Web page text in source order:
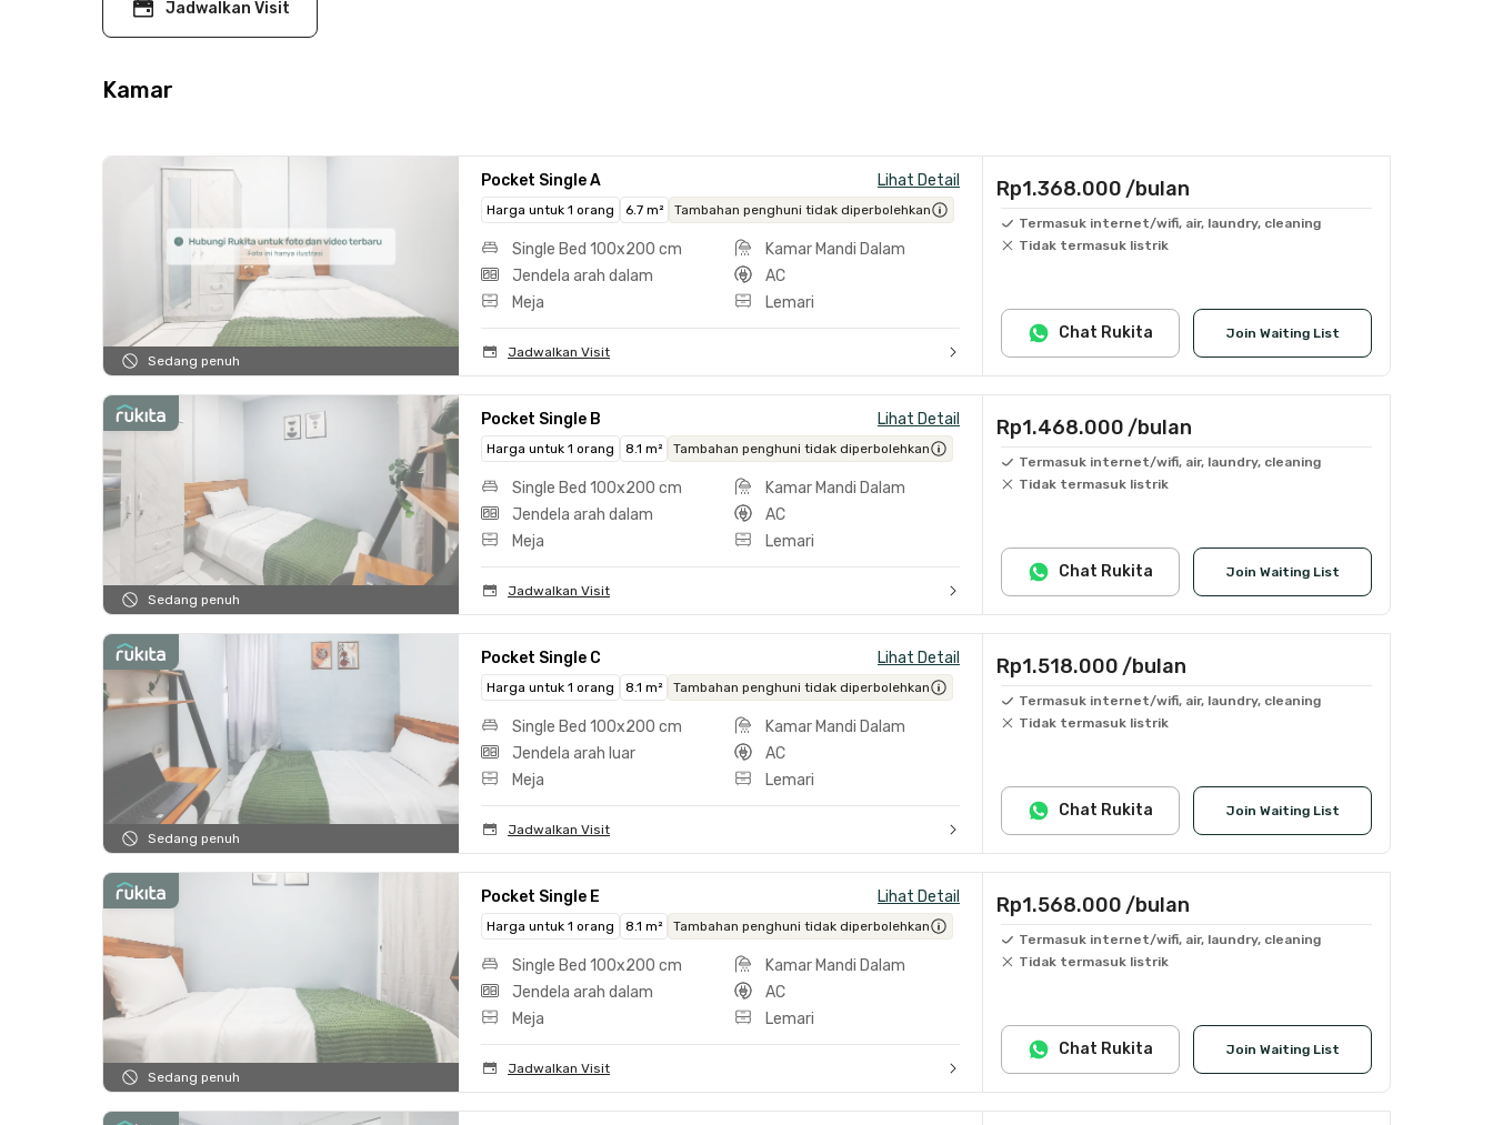
Jadwalkan Visit
Kamar
Sedang penuh
Pocket Single A Lihat Detail
Harga untuk 1 orang 6.7 m² Tambahan penghuni tidak diperbolehkan
Single Bed 100x200 cm
Kamar Mandi Dalam
Jendela arah dalam
AC
Meja
Lemari
Jadwalkan Visit
Rp1.368.000 /bulan
Termasuk internet/wifi, air, laundry, cleaning
Tidak termasuk listrik
Join Waiting List
Chat Rukita
Sedang penuh
Pocket Single B Lihat Detail
Harga untuk 1 orang 8.1 m² Tambahan penghuni tidak diperbolehkan
Single Bed 100x200 cm
Kamar Mandi Dalam
Jendela arah dalam
AC
Meja
Lemari
Jadwalkan Visit
Rp1.468.000 /bulan
Termasuk internet/wifi, air, laundry, cleaning
Tidak termasuk listrik
Join Waiting List
Chat Rukita
Sedang penuh
Pocket Single C Lihat Detail
Harga untuk 1 orang 8.1 m² Tambahan penghuni tidak diperbolehkan
Single Bed 100x200 cm
Kamar Mandi Dalam
Jendela arah luar
AC
Meja
Lemari
Jadwalkan Visit
Rp1.518.000 /bulan
Termasuk internet/wifi, air, laundry, cleaning
Tidak termasuk listrik
Join Waiting List
Chat Rukita
Sedang penuh
Pocket Single E Lihat Detail
Harga untuk 1 orang 8.1 m² Tambahan penghuni tidak diperbolehkan
Single Bed 100x200 cm
Kamar Mandi Dalam
Jendela arah dalam
AC
Meja
Lemari
Jadwalkan Visit
Rp1.568.000 /bulan
Termasuk internet/wifi, air, laundry, cleaning
Tidak termasuk listrik
Join Waiting List
Chat Rukita